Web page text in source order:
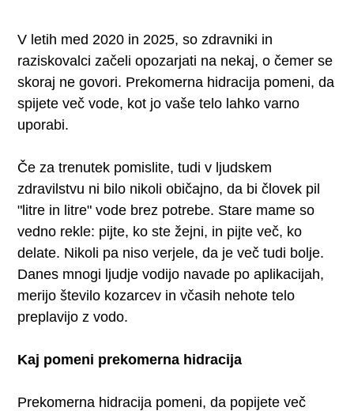
V letih med 2020 in 2025, so zdravniki in
raziskovalci začeli opozarjati na nekaj, o čemer se
skoraj ne govori. Prekomerna hidracija pomeni, da
spijete več vode, kot jo vaše telo lahko varno
uporabi.
Če za trenutek pomislite, tudi v ljudskem
zdravilstvu ni bilo nikoli običajno, da bi človek pil
"litre in litre" vode brez potrebe. Stare mame so
vedno rekle: pijte, ko ste žejni, in pijte več, ko
delate. Nikoli pa niso verjele, da je več tudi bolje.
Danes mnogi ljudje vodijo navade po aplikacijah,
merijo število kozarcev in včasih nehote telo
preplavijo z vodo.
Kaj pomeni prekomerna hidracija
Prekomerna hidracija pomeni, da popijete več